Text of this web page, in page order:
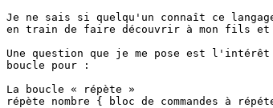
Je ne sais si quelqu'un connaît ce
en train de faire découvrir à mon fils et
Une question que je me pose est
boucle pour :
La boucle « répète »
répète nombre { bloc de commandes à